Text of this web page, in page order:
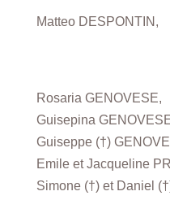
Matteo DESPONTIN,
Rosaria GENOVESE,
Guisepina
Guiseppe (†)
Emile et Jacqueline
Simone (†) et Daniel